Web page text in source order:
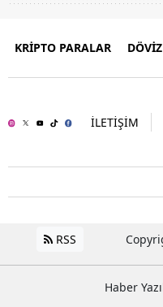
KRİPTO PARALAR
İLETİŞİM
RSS
Haber